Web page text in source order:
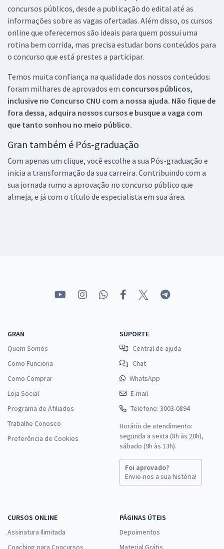
concursos públicos, desde a publicação do edital até as
informações sobre as vagas ofertadas. Além disso, os cursos
online que oferecemos são ideais para quem possui uma
rotina bem corrida, mas precisa estudar bons conteúdos para
o concurso que está prestes a participar.
Temos muita confiança na qualidade dos nossos conteúdos:
foram milhares de aprovados em concursos públicos,
inclusive no Concurso CNU com a nossa ajuda. Não fique de
fora dessa, adquira nossos cursos e busque a vaga com
que tanto sonhou no meio público.
Gran também é Pós-graduação
Com apenas um clique, você escolhe a sua Pós-graduação e
inicia a transformação da sua carreira. Contribuindo com a
sua jornada rumo a aprovação no concurso público que
almeja, e já com o título de especialista em sua área.
GRAN
Quem Somos
Como Funciona
Como Comprar
Loja Social
Programa de Afiliados
Trabalhe Conosco
Preferência de Cookies
SUPORTE
Central de ajuda
Chat
WhatsApp
E-mail
Telefone: 3003-0894
Horário de atendimento:
segunda a sexta (8h às 20h),
sábado (9h às 13h).
Foi aprovado?
Envie-nos a sua história!
CURSOS ONLINE
Assinatura Ilimitada
Coaching para Concursos
PÁGINAS ÚTEIS
Depoimentos
Material Grátis